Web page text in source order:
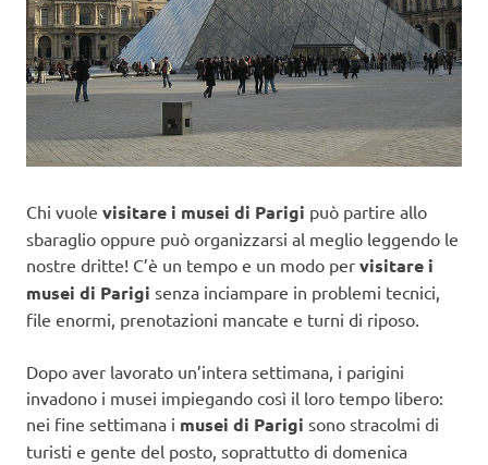
Chi vuole visitare i musei di Parigi può partire allo
sbaraglio oppure può organizzarsi al meglio leggendo le
nostre dritte! C’è un tempo e un modo per visitare i
musei di Parigi senza inciampare in problemi tecnici,
file enormi, prenotazioni mancate e turni di riposo.
Dopo aver lavorato un’intera settimana, i parigini
invadono i musei impiegando così il loro tempo libero:
nei fine settimana i musei di Parigi sono stracolmi di
turisti e gente del posto, soprattutto di domenica